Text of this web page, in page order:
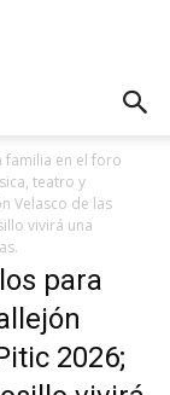
familia en el foro
teatro y
Velasco de las
vivirá una
para
2026;